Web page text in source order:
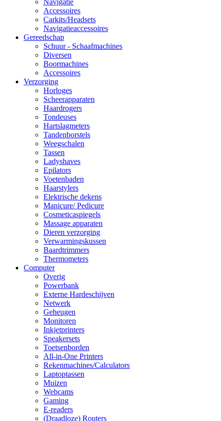
Navigatie
Accessoires
Carkits/Headsets
Navigatieaccessoires
Gereedschap
Schuur - Schaafmachines
Diversen
Boormachines
Accessoires
Verzorging
Horloges
Scheerapparaten
Haardrogers
Tondeuses
Hartslagmeters
Tandenborstels
Weegschalen
Tassen
Ladyshaves
Epilators
Voetenbaden
Haarstylers
Elektrische dekens
Manicure/ Pedicure
Cosmeticaspiegels
Massage apparaten
Dieren verzorging
Verwarmingskussen
Baardtrimmers
Thermometers
Computer
Overig
Powerbank
Externe Hardeschijven
Netwerk
Geheugen
Monitoren
Inkjetprinters
Speakersets
Toetsenborden
All-in-One Printers
Rekenmachines/Calculators
Laptoptassen
Muizen
Webcams
Gaming
E-readers
(Draadloze) Routers